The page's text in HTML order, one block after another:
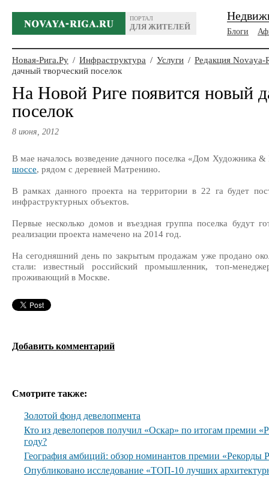
ПОРТАЛ
ДЛЯ ЖИТЕЛЕЙ
Блоги
Новая-Рига.Ру / Инфраструктура / Услуги / Редакция Novaya-
дачный творческий поселок
На Новой Риге появится новый
поселок
8 июня, 2012
В мае началось возведение дачного поселка «Дом Художника
шоссе, рядом с деревней Матренино.
В рамках данного проекта на территории в 22 га будет
инфраструктурных объектов.
Первые несколько домов и въездная группа поселка будут
реализации проекта намечено на 2014 год.
На сегодняшний день по закрытым продажам уже продано
стали: известный российский промышленник, топ-
проживающий в Москве.
Добавить комментарий
Смотрите также:
Золотой фонд девелопмента
Кто из девелоперов получил «Оскар» по итогам премии
году?
География амбиций: обзор номинантов премии
Опубликовано исследование «ТОП-10 лучших